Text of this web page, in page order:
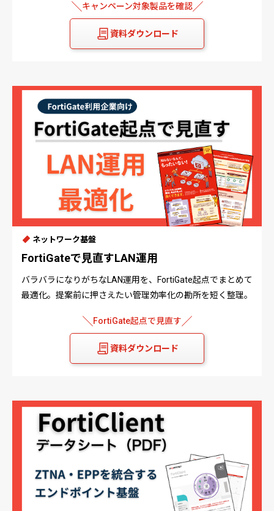
キャンペーン対象製品を確認
資料ダウンロード
ネットワーク基盤
FortiGateで見直すLAN運用
バラバラになりがちなLAN運用を、FortiGate起点でまとめて
最適化。提案前に押さえたい管理効率化の勘所を短く整理。
FortiGate起点で見直す
資料ダウンロード